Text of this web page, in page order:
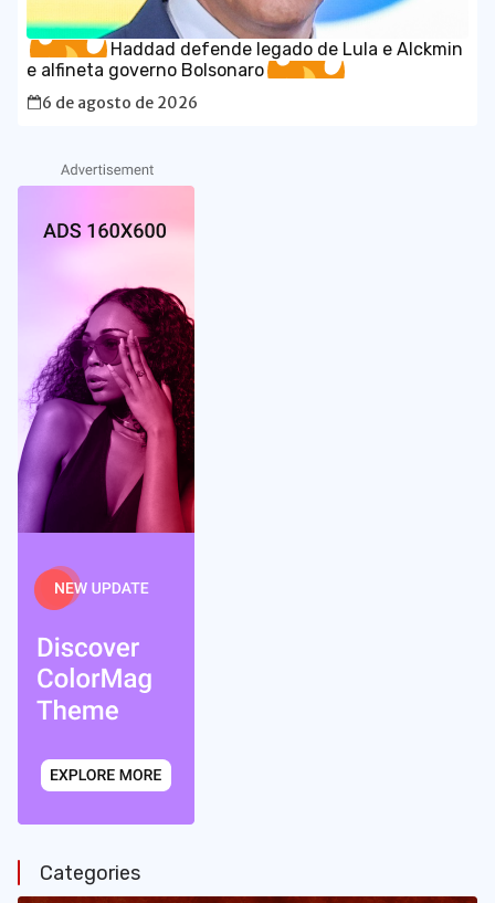
Haddad defende legado de Lula e Alckmin
e alfineta governo Bolsonaro
6 de agosto de 2026
Categories